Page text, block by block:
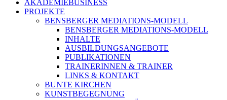
AKADEMIEBUSINESS
PROJEKTE
BENSBERGER MEDIATIONS-MODELL
BENSBERGER MEDIATIONS-MODELL
INHALTE
AUSBILDUNGSANGEBOTE
PUBLIKATIONEN
TRAINERINNEN & TRAINER
LINKS & KONTAKT
BUNTE KIRCHEN
KUNSTBEGEGNUNG